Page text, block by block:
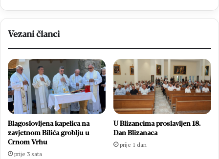
Vezani članci
Blagoslovljena kapelica na
zavjetnom Bilića groblju u
Crnom Vrhu
prije 3 sata
U Blizancima proslavljen 18.
Dan Blizanaca
prije 1 dan